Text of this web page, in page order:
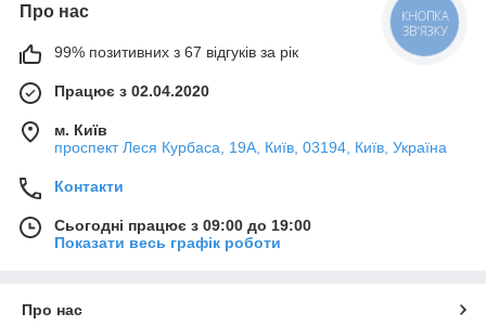
Про нас
99% позитивних з 67 відгуків за рік
Працює з 02.04.2020
м. Київ
проспект Леся Курбаса, 19А, Київ, 03194, Київ, Україна
Контакти
Сьогодні працює з 09:00 до 19:00
Показати весь графік роботи
Про нас
КНОПКА
ЗВ'ЯЗКУ